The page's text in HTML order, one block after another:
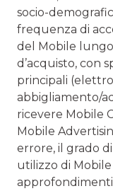
socio-
frequenza di
del Mobile
d’acquisto, con
principali
abbigliamento/
ricevere Mobile
Mobile
errore, il grado
utilizzo di
approfondimenti